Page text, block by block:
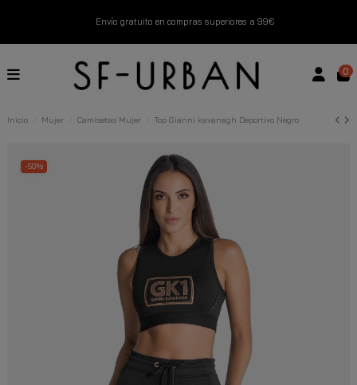
Envío gratuito en compras superiores a 99€
Nuevos productos disponibles esta semana
0
Inicio Mujer Camisetas Mujer Top Gianni kavanagh Deportivo Negro
-50%